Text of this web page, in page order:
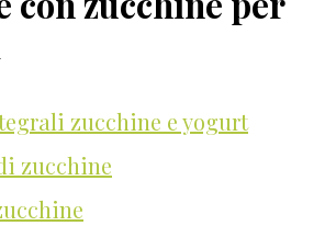
zucchine e yogurt
zucchine